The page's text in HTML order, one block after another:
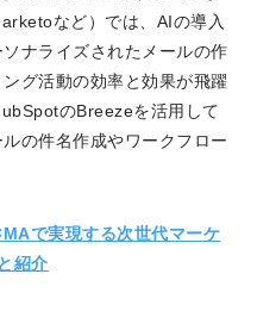
など）では、AIの導入
ナライズされたメールの作
グ活動の効率と効果が飛躍
のBreezeを活用して
の件名作成やワークフロー
で実現する次世代マーケ
紹介